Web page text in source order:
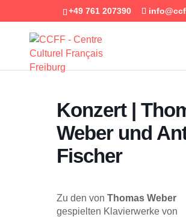
+49 761 207390
Konzert |
Weber und
Fischer
Zu den von Thomas Weber
gespielten Klavierwerke von